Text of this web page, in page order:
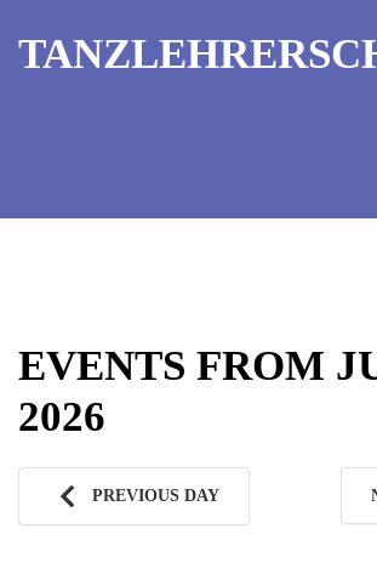
AUSBILDUNGTERMINE
KONTAKT
TANZMEISTER
EVENTS FROM
2026
PREVIOUS DAY